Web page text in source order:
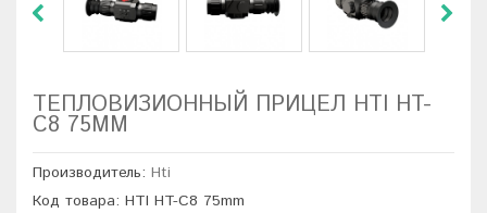
ТЕПЛОВИЗИОННЫЙ ПРИЦЕЛ HTI HT-
C8 75MM
Производитель: Hti
Код товара: HTI HT-C8 75mm